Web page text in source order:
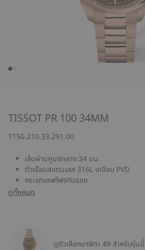
TISSOT PR 100 34MM
T150.210.33.291.00
เส้นผ่านศูนย์กลาง:34 มม.
ตัวเรือนสแตนเลส 316L เคลือบ PVD
กระจกแซฟไฟร์กันรอย
ดูทั้งหมด
ดูตัวเลือกนาฬิกา 49 สำหรับรุ่นนี้